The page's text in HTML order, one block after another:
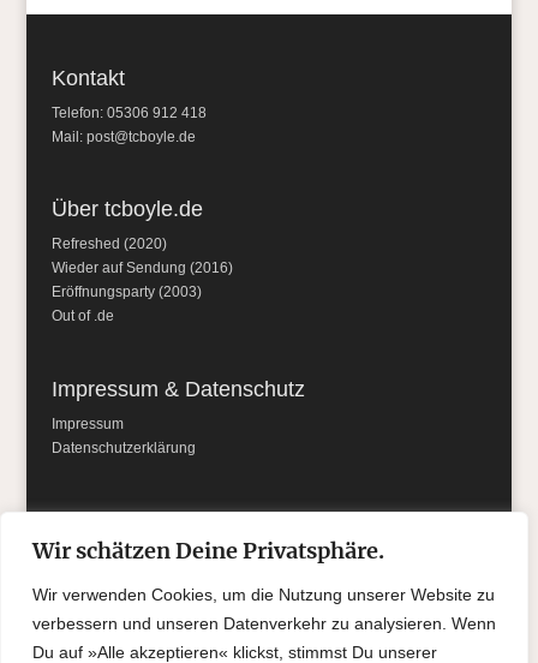
Wir schätzen Deine Privatsphäre.
Wir verwenden Cookies, um die Nutzung unserer Website zu
verbessern und unseren Datenverkehr zu analysieren. Wenn
Du auf »Alle akzeptieren« klickst, stimmst Du unserer
Kontakt
Telefon: 05306 912 418
Mail: post@tcboyle.de
Über tcboyle.de
Refreshed (2020)
Wieder auf Sendung (2016)
Eröffnungsparty (2003)
Out of .de
Impressum & Datenschutz
Impressum
Datenschutzerklärung